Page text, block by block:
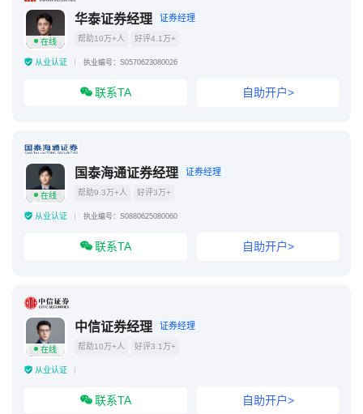
在线
华泰证券经理 证券经理
帮助10万+人 好评4.1万+
从业认证 执业编号：S0570623080026
联系TA 自助开户>
在线
国泰海通证券经理 证券经理
帮助9.3万+人 好评3万+
从业认证 执业编号：S0880625080060
联系TA 自助开户>
在线
中信证券经理 证券经理
帮助10万+人 好评3.1万+
从业认证
联系TA 自助开户>